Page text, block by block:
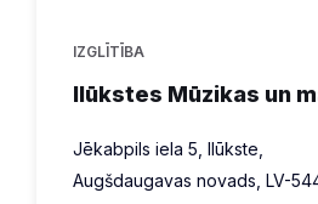
IZGLĪTĪBA
Ilūkstes Mūzikas un
Jēkabpils iela 5, Ilūkste,
Augšdaugavas novads, LV-